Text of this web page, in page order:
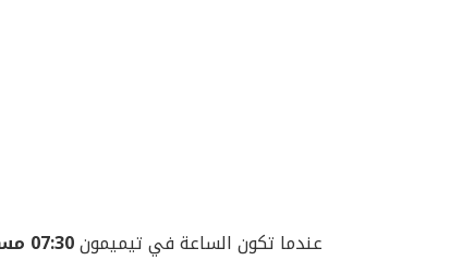
عندما تكون الساعة في تيميمون07:30 مساءً